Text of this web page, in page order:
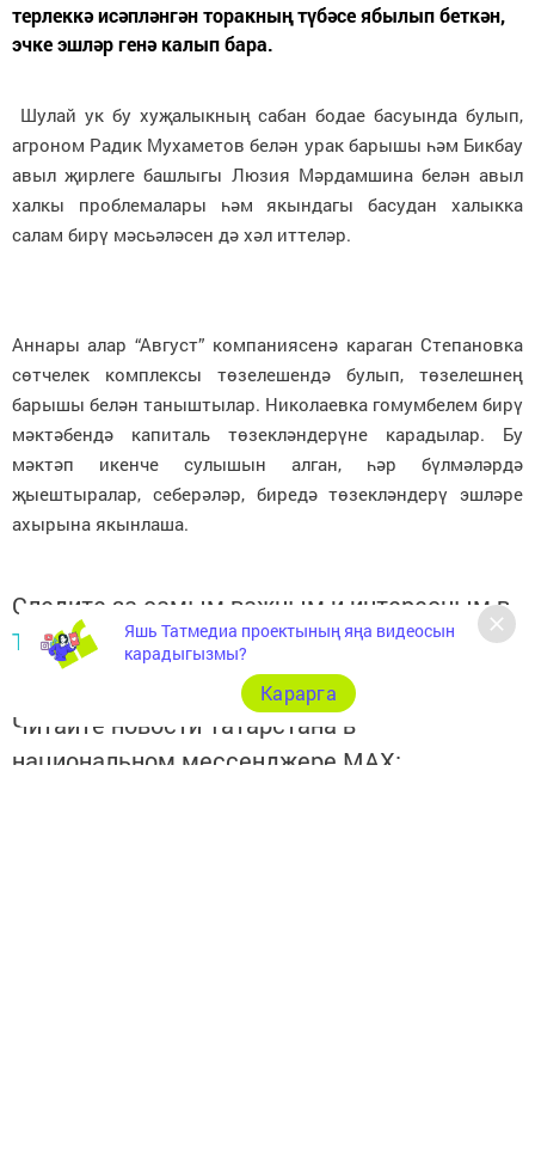
терлеккә исәпләнгән торакның түбәсе ябылып беткән,
эчке эшләр генә калып бара.
Шулай ук бу хуҗалыкның сабан бодае басуында булып,
агроном Радик Мухаметов белән урак барышы һәм Бикбау
авыл җирлеге башлыгы Люзия Мәрдамшина белән авыл
халкы проблемалары һәм якындагы басудан халыкка
салам бирү мәсьәләсен дә хәл иттеләр.
Аннары алар “Август” компаниясенә караган Степановка
сөтчелек комплексы төзелешендә булып, төзелешнең
барышы белән таныштылар. Николаевка гомумбелем бирү
мәктәбендә капиталь төзекләндерүне карадылар. Бу
мәктәп икенче сулышын алган, һәр бүлмәләрдә
җыештыралар, себерәләр, биредә төзекләндерү эшләре
ахырына якынлаша.
Следите за самым важным и интересным в
Telegram-каналеТатмедиа
Читайте новости Татарстана в
национальном мессенджере MАХ:
Яшь Татмедиа проектының яңа видеосын
карадыгызмы?
Карарга